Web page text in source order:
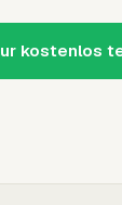
kostenlos